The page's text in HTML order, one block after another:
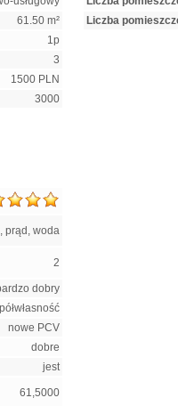
61.50 m²
1p
3
1500 PLN
3000
prąd, woda
2
dobry
nowe PCV
dobre
jest
61,5000
Liczba